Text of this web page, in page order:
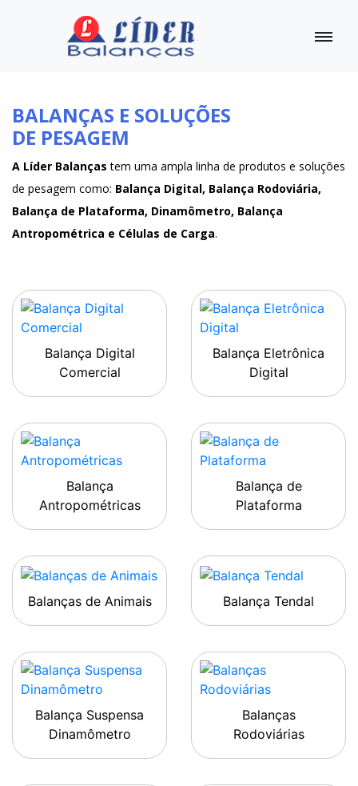
BALANÇAS E SOLUÇÕES
DE PESAGEM
A Líder Balanças tem uma ampla linha de produtos e soluções
de pesagem como: Balança Digital, Balança Rodoviária,
Balança de Plataforma, Dinamômetro, Balança
Antropométrica e Células de Carga.
Balança Digital
Comercial
Balança Eletrônica
Digital
Balança
Antropométricas
Balança de
Plataforma
Balanças de Animais Balança Tendal
Balança Suspensa
Dinamômetro
Balanças
Rodoviárias